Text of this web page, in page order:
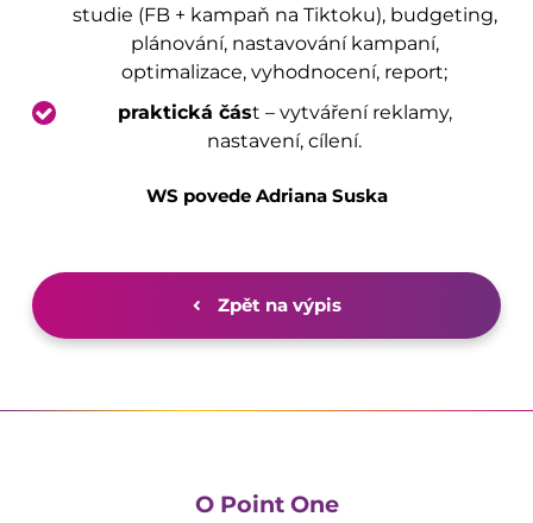
studie (FB + kampaň na Tiktoku), budgeting,
plánování, nastavování kampaní,
optimalizace, vyhodnocení, report;
praktická část – vytváření reklamy,
nastavení, cílení.
WS povede Adriana Suska
Zpět na výpis
O Point One